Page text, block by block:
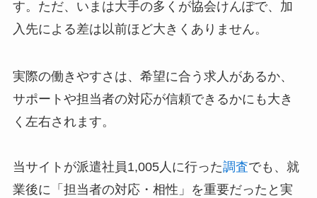
す。ただ、いまは大手の多くが協会けんぽで、加
入先による差は以前ほど大きくありません。
実際の働きやすさは、希望に合う求人があるか、
サポートや担当者の対応が信頼できるかにも大き
く左右されます。
当サイトが派遣社員1,005人に行った調査でも、就
業後に「担当者の対応・相性」を重要だったと実